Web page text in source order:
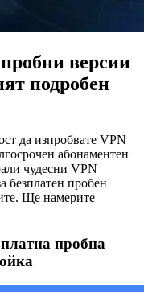
версии
подробен
да изпробвате VPN
абонаментен
чудесни VPN
безплатен пробен
Ще намерите
пробна